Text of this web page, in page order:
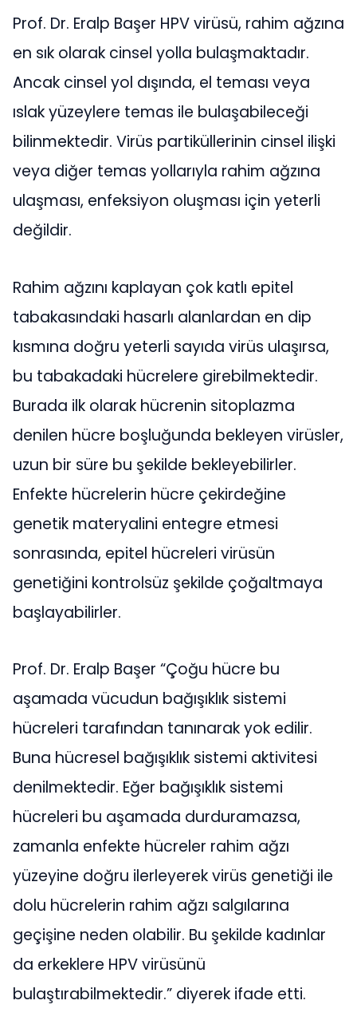
Prof. Dr. Eralp Başer HPV virüsü, rahim ağzına
en sık olarak cinsel yolla bulaşmaktadır.
Ancak cinsel yol dışında, el teması veya
ıslak yüzeylere temas ile bulaşabileceği
bilinmektedir. Virüs partiküllerinin cinsel ilişki
veya diğer temas yollarıyla rahim ağzına
ulaşması, enfeksiyon oluşması için yeterli
değildir.
Rahim ağzını kaplayan çok katlı epitel
tabakasındaki hasarlı alanlardan en dip
kısmına doğru yeterli sayıda virüs ulaşırsa,
bu tabakadaki hücrelere girebilmektedir.
Burada ilk olarak hücrenin sitoplazma
denilen hücre boşluğunda bekleyen virüsler,
uzun bir süre bu şekilde bekleyebilirler.
Enfekte hücrelerin hücre çekirdeğine
genetik materyalini entegre etmesi
sonrasında, epitel hücreleri virüsün
genetiğini kontrolsüz şekilde çoğaltmaya
başlayabilirler.
Prof. Dr. Eralp Başer “Çoğu hücre bu
aşamada vücudun bağışıklık sistemi
hücreleri tarafından tanınarak yok edilir.
Buna hücresel bağışıklık sistemi aktivitesi
denilmektedir. Eğer bağışıklık sistemi
hücreleri bu aşamada durduramazsa,
zamanla enfekte hücreler rahim ağzı
yüzeyine doğru ilerleyerek virüs genetiği ile
dolu hücrelerin rahim ağzı salgılarına
geçişine neden olabilir. Bu şekilde kadınlar
da erkeklere HPV virüsünü
bulaştırabilmektedir.” diyerek ifade etti.